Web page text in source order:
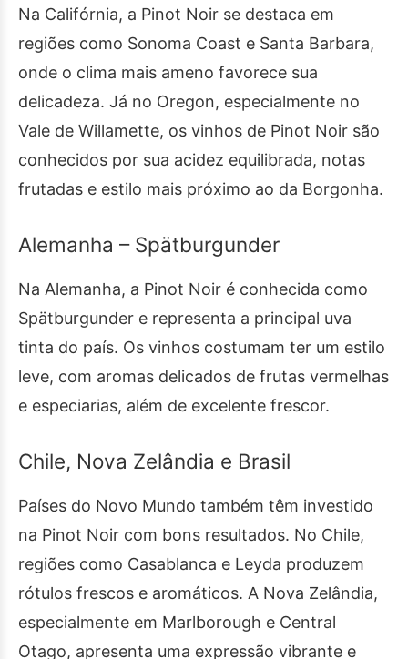
Na Califórnia, a Pinot Noir se destaca em
regiões como Sonoma Coast e Santa Barbara,
onde o clima mais ameno favorece sua
delicadeza. Já no Oregon, especialmente no
Vale de Willamette, os vinhos de Pinot Noir são
conhecidos por sua acidez equilibrada, notas
frutadas e estilo mais próximo ao da Borgonha.
Alemanha – Spätburgunder
Na Alemanha, a Pinot Noir é conhecida como
Spätburgunder e representa a principal uva
tinta do país. Os vinhos costumam ter um estilo
leve, com aromas delicados de frutas vermelhas
e especiarias, além de excelente frescor.
Chile, Nova Zelândia e Brasil
Países do Novo Mundo também têm investido
na Pinot Noir com bons resultados. No Chile,
regiões como Casablanca e Leyda produzem
rótulos frescos e aromáticos. A Nova Zelândia,
especialmente em Marlborough e Central
Otago, apresenta uma expressão vibrante e